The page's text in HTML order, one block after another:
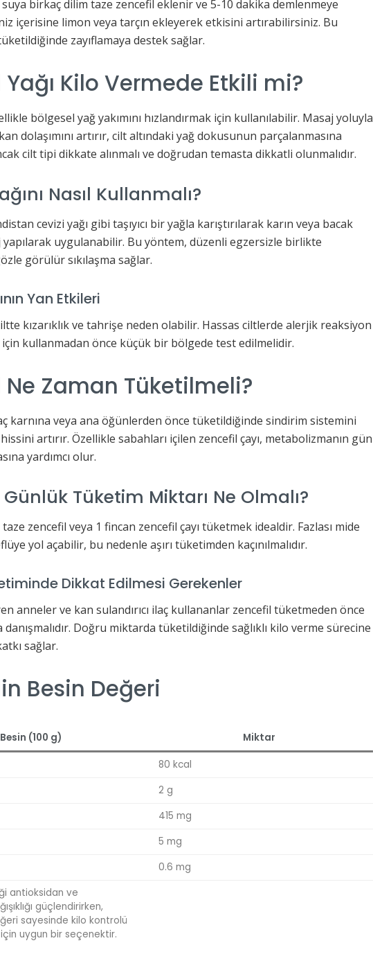
suya birkaç dilim taze zencefil eklenir ve 5-10 dakika demlenmeye
içerisine limon veya tarçın ekleyerek etkisini artırabilirsiniz. Bu
zayıflamaya destek sağlar.
Kilo Vermede Etkili mi?
bölgesel yağ yakımını hızlandırmak için kullanılabilir. Masaj yoluyla
dolaşımını artırır, cilt altındaki yağ dokusunun parçalanmasına
cilt tipi dikkate alınmalı ve doğrudan temasta dikkatli olunmalıdır.
Nasıl Kullanmalı?
cevizi yağı gibi taşıyıcı bir yağla karıştırılarak karın veya bacak
uygulanabilir. Bu yöntem, düzenli egzersizle birlikte
görülür sıkılaşma sağlar.
Yan Etkileri
kızarıklık ve tahrişe neden olabilir. Hassas ciltlerde alerjik reaksiyon
kullanmadan önce küçük bir bölgede test edilmelidir.
Zaman Tüketilmeli?
karnına veya ana öğünlerden önce tüketildiğinde sindirim sistemini
artırır. Özellikle sabahları içilen zencefil çayı, metabolizmanın gün
yardımcı olur.
Tüketim Miktarı Ne Olmalı?
zencefil veya 1 fincan zencefil çayı tüketmek idealdir. Fazlası mide
yol açabilir, bu nedenle aşırı tüketimden kaçınılmalıdır.
Dikkat Edilmesi Gerekenler
anneler ve kan sulandırıcı ilaç kullananlar zencefil tüketmeden önce
Doğru miktarda tüketildiğinde sağlıklı kilo verme sürecine
sağlar.
Besin Değeri
Besin (100 g) Miktar
80 kcal
2 g
415 mg
5 mg
0.6 mg
antioksidan ve
güçlendirirken,
sayesinde kilo kontrolü
uygun bir seçenektir.